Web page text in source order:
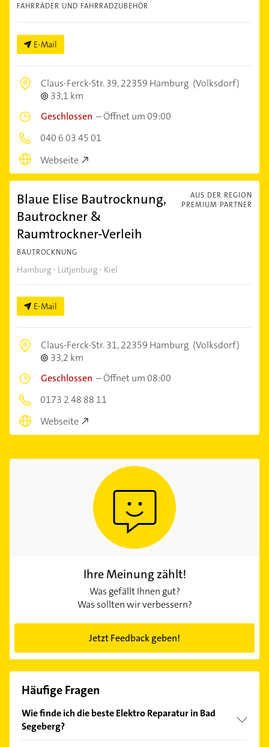
FAHRRÄDER UND FAHRRADZUBEHÖR
E-Mail
Claus-Ferck-Str. 39,22359 Hamburg (Volksdorf)
33,1 km
Geschlossen –Öffnet um 09:00
040 6 03 45 01
Webseite
AUS DER REGION
PREMIUM PARTNER
Blaue Elise Bautrocknung,
Bautrockner &
Raumtrockner-Verleih
BAUTROCKNUNG
Hamburg - Lütjenburg - Kiel
E-Mail
Claus-Ferck-Str. 31,22359 Hamburg (Volksdorf)
33,2 km
Geschlossen –Öffnet um 08:00
0173 2 48 88 11
Webseite
Ihre Meinung zählt!
Was gefällt Ihnen gut?
Was sollten wir verbessern?
Jetzt Feedback geben!
Häufige Fragen
Wie finde ich die beste Elektro Reparatur in Bad
Segeberg?